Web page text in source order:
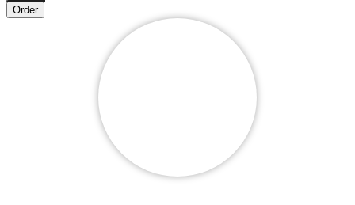
Bisa Import/Export Data Master Ke MS.Excel
Bisa Export Data File Ke PDF
Bisa Digunakan Beberapa Komputer Dalam Satu Jaringan
Order